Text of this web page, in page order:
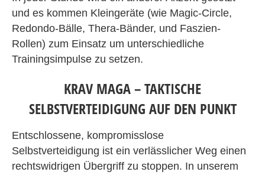
und es kommen Kleingeräte (wie Magic-Circle,
Redondo-Bälle, Thera-Bänder, und Faszien-
Rollen) zum Einsatz um unterschiedliche
Trainingsimpulse zu setzen.
KRAV MAGA – TAKTISCHE
SELBSTVERTEIDIGUNG AUF DEN PUNKT
Entschlossene, kompromisslose
Selbstverteidigung ist ein verlässlicher Weg einen
rechtswidrigen Übergriff zu stoppen. In unserem